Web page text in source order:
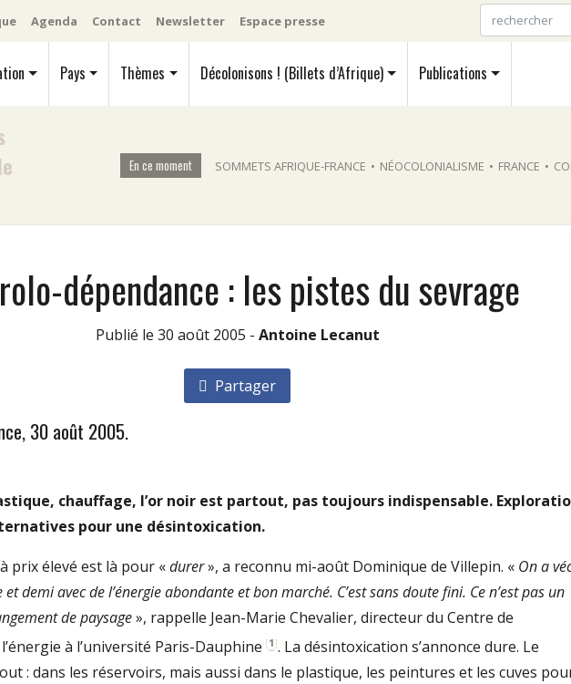
Agenda Contact Newsletter Espace presse
Pays Thèmes Décolonisons ! (Billets d’Afrique) Publications
En ce moment SOMMETS AFRIQUE-FRANCE • NÉOCOLONIALISME • FRANCE •
dépendance : les pistes du sevrage
Publié le 30 août 2005 - Antoine Lecanut
Partager
30 août 2005.
chauffage, l’or noir est partout, pas toujours indispensable.
pour une désintoxication.
prix élevé est là pour «durer», a reconnu mi-août Dominique de Villepin. « On a
demi avec de l’énergie abondante et bon marché. C’est sans doute fini. Ce n’est pas un
de paysage», rappelle Jean-Marie Chevalier, directeur du Centre de
à l’université Paris-Dauphine [1]. La désintoxication s’annonce dure. Le
: dans les réservoirs, mais aussi dans le plastique, les peintures et les cuves